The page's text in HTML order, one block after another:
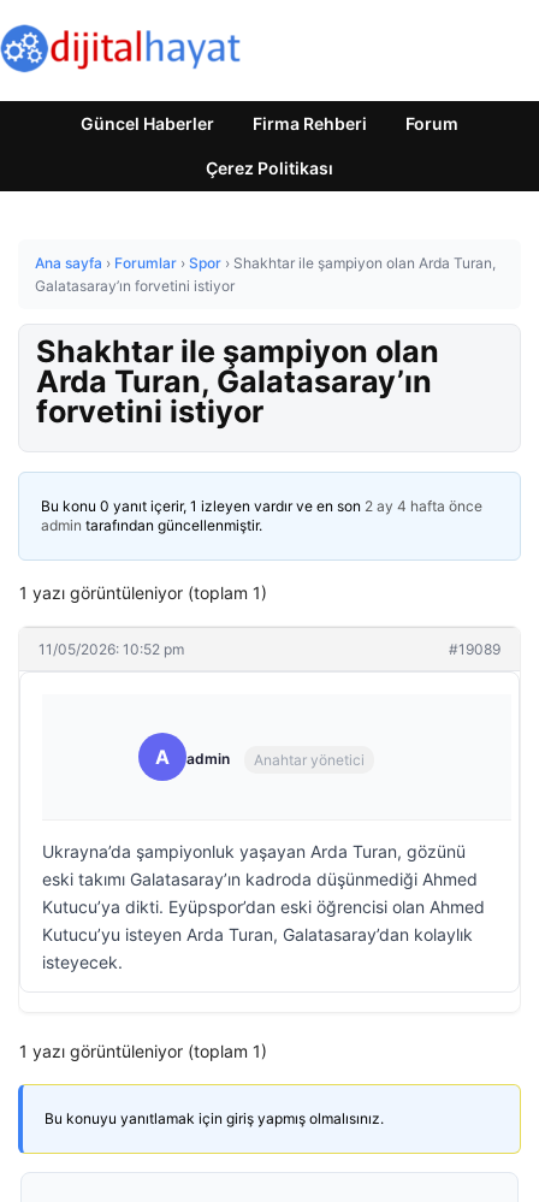
Güncel Haberler Firma Rehberi Forum
Çerez Politikası
Ana sayfa › Forumlar › Spor › Shakhtar ile şampiyon olan Arda Turan,
Galatasaray’ın forvetini istiyor
Shakhtar ile şampiyon olan
Arda Turan, Galatasaray’ın
forvetini istiyor
Bu konu 0 yanıt içerir, 1 izleyen vardır ve en son 2 ay 4 hafta önce
admin tarafından güncellenmiştir.
1 yazı görüntüleniyor (toplam 1)
11/05/2026: 10:52 pm #19089
A admin Anahtar yönetici
Ukrayna’da şampiyonluk yaşayan Arda Turan, gözünü
eski takımı Galatasaray’ın kadroda düşünmediği Ahmed
Kutucu’ya dikti. Eyüpspor’dan eski öğrencisi olan Ahmed
Kutucu’yu isteyen Arda Turan, Galatasaray’dan kolaylık
isteyecek.
1 yazı görüntüleniyor (toplam 1)
Bu konuyu yanıtlamak için giriş yapmış olmalısınız.